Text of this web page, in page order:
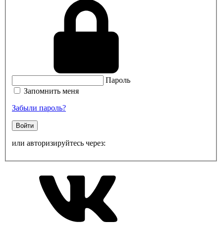
Пароль
Запомнить меня
Забыли пароль?
Войти
или авторизируйтесь через: